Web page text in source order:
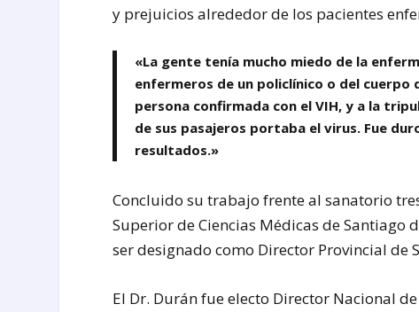
y prejuicios alrededor de los pacientes
«La gente tenía mucho miedo de la
enfermeros de un policlínico o del
persona confirmada con el VIH, y a la
de sus pasajeros portaba el virus. Fue
resultados.»
Concluido su trabajo frente al sanatorio
Superior de Ciencias Médicas de
ser designado como Director Provincial de
El Dr. Durán fue electo Director Nacional